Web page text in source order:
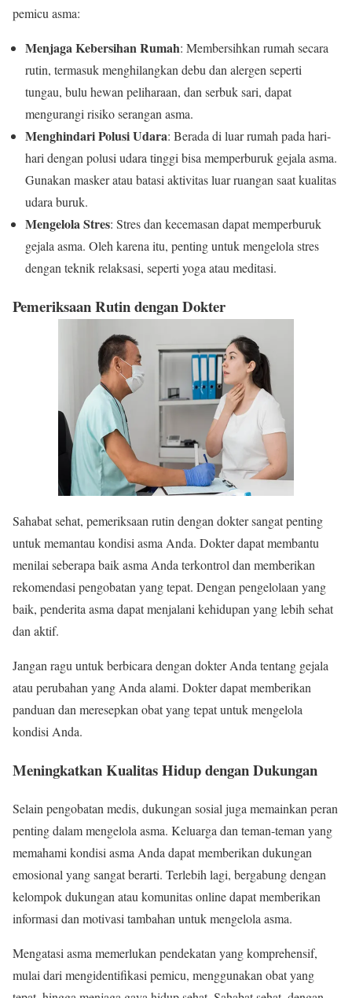
pemicu asma:
Menjaga Kebersihan Rumah: Membersihkan rumah secara
rutin, termasuk menghilangkan debu dan alergen seperti
tungau, bulu hewan peliharaan, dan serbuk sari, dapat
mengurangi risiko serangan asma.
Menghindari Polusi Udara: Berada di luar rumah pada hari-
hari dengan polusi udara tinggi bisa memperburuk gejala asma.
Gunakan masker atau batasi aktivitas luar ruangan saat kualitas
udara buruk.
Mengelola Stres: Stres dan kecemasan dapat memperburuk
gejala asma. Oleh karena itu, penting untuk mengelola stres
dengan teknik relaksasi, seperti yoga atau meditasi.
Pemeriksaan Rutin dengan Dokter
Sahabat sehat, pemeriksaan rutin dengan dokter sangat penting
untuk memantau kondisi asma Anda. Dokter dapat membantu
menilai seberapa baik asma Anda terkontrol dan memberikan
rekomendasi pengobatan yang tepat. Dengan pengelolaan yang
baik, penderita asma dapat menjalani kehidupan yang lebih sehat
dan aktif.
Jangan ragu untuk berbicara dengan dokter Anda tentang gejala
atau perubahan yang Anda alami. Dokter dapat memberikan
panduan dan meresepkan obat yang tepat untuk mengelola
kondisi Anda.
Meningkatkan Kualitas Hidup dengan Dukungan
Selain pengobatan medis, dukungan sosial juga memainkan peran
penting dalam mengelola asma. Keluarga dan teman-teman yang
memahami kondisi asma Anda dapat memberikan dukungan
emosional yang sangat berarti. Terlebih lagi, bergabung dengan
kelompok dukungan atau komunitas online dapat memberikan
informasi dan motivasi tambahan untuk mengelola asma.
Mengatasi asma memerlukan pendekatan yang komprehensif,
mulai dari mengidentifikasi pemicu, menggunakan obat yang